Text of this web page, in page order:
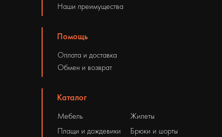
Наши преимущества
Помощь
Оплата и доставка
Обмен и возврат
Жилеты
Каталог
Плащи и дождевики
Мебель
Брюки и шорты